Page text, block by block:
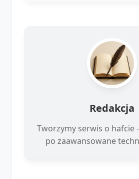
Redakcja
Tworzymy serwis o hafcie
po zaawansowane